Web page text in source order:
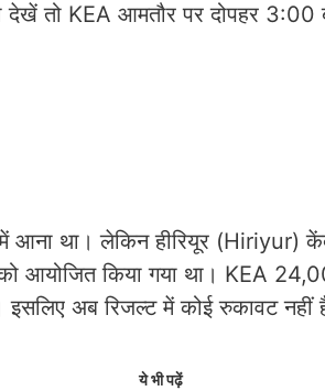
देखें तो KEA आमतौर पर दोपहर
था। लेकिन हीरियूर (Hiriyur)
आयोजित किया गया था। KEA
अब रिजल्ट में कोई रुकावट नहीं
ये भी पढ़ें